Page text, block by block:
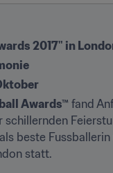
2017" in
Awards™ fand
beste
statt.